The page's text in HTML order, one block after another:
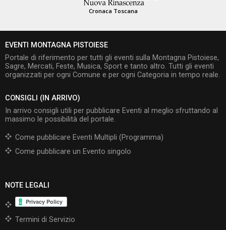
Cronaca Toscana
EVENTI MONTAGNA PISTOIESE
Portale di riferimento per tutti gli eventi sulla Montagna Pistoiese,
Sagre, Mercati, Feste, Musica, Sport e tanto altro. Tutti gli eventi
organizzati per ogni Comune e per ogni Categoria in tempo reale.
CONSIGLI (IN ARRIVO)
In arrivo consigli utili per pubblicare Eventi al meglio sfruttando al
massimo le possibilità del portale.
Come pubblicare Eventi Multipli (Programma)
Come pubblicare un Evento singolo
NOTE LEGALI
Termini di Servizio